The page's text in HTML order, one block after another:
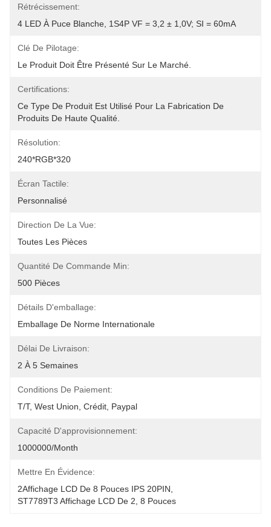
Rétrécissement:
4 LED À Puce Blanche, 1S4P VF = 3,2 ± 1,0V; SI = 60mA
Clé De Pilotage:
Le Produit Doit Être Présenté Sur Le Marché.
Certifications:
Ce Type De Produit Est Utilisé Pour La Fabrication De
Produits De Haute Qualité.
Résolution:
240*RGB*320
Écran Tactile:
Personnalisé
Direction De La Vue:
Toutes Les Pièces
Quantité De Commande Min:
500 Pièces
Détails D'emballage:
Emballage De Norme Internationale
Délai De Livraison:
2 À 5 Semaines
Conditions De Paiement:
T/T, West Union, Crédit, Paypal
Capacité D'approvisionnement:
1000000/month
Mettre En Évidence:
2Affichage LCD De 8 Pouces IPS 20PIN
ST7789T3 Affichage LCD De 2 8 Pouces